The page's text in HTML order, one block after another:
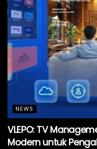
NEWS
VLEPO: TV
Modern untuk